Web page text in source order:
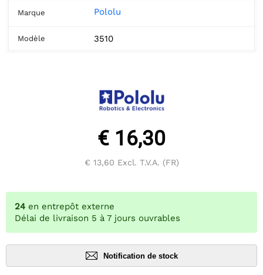
Marque Pololu
Modèle 3510
€ 16,30
€ 13,60 Excl. T.V.A. (FR)
24 en entrepôt externe
Délai de livraison 5 à 7 jours ouvrables
Notification de stock